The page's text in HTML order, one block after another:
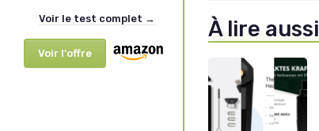
Voir le test complet →
Voir l'offre
À lire aussi